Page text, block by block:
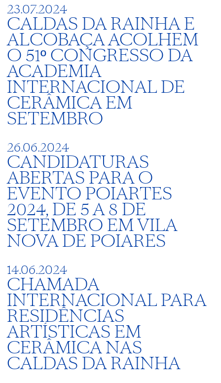
23.07.2024
CALDAS DA RAINHA E
ALCOBAÇA ACOLHEM
O 51º CONGRESSO DA
ACADEMIA
INTERNACIONAL DE
CERÂMICA EM
SETEMBRO
26.06.2024
CANDIDATURAS
ABERTAS PARA O
EVENTO POIARTES
2024, DE 5 A 8 DE
SETEMBRO EM VILA
NOVA DE POIARES
14.06.2024
CHAMADA
INTERNACIONAL PARA
RESIDÊNCIAS
ARTÍSTICAS EM
CERÂMICA NAS
CALDAS DA RAINHA